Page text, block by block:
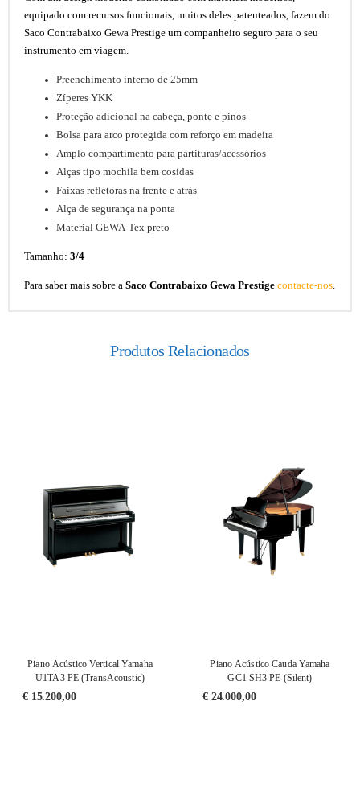
equipado com recursos funcionais, muitos deles patenteados, fazem do
Saco Contrabaixo Gewa Prestige um companheiro seguro para o seu
instrumento em viagem.
Preenchimento interno de 25mm
Zíperes YKK
Proteção adicional na cabeça, ponte e pinos
Bolsa para arco protegida com reforço em madeira
Amplo compartimento para partituras/acessórios
Alças tipo mochila bem cosidas
Faixas refletoras na frente e atrás
Alça de segurança na ponta
Material GEWA-Tex preto
Tamanho: 3/4
Para saber mais sobre a Saco Contrabaixo Gewa Prestige contacte-nos.
Produtos Relacionados
Piano Acústico Vertical Yamaha
U1TA3 PE (TransAcoustic)
€15.200,00
Piano Acústico Cauda Yamaha
GC1 SH3 PE (Silent)
€24.000,00